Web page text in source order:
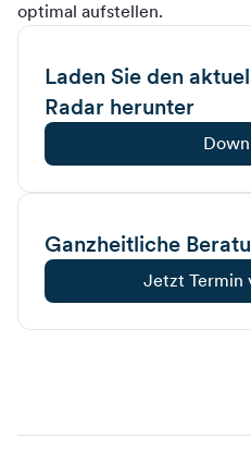
optimal aufstellen.
Laden Sie den
Radar herunter
Ganzheitliche
Jetzt Termin